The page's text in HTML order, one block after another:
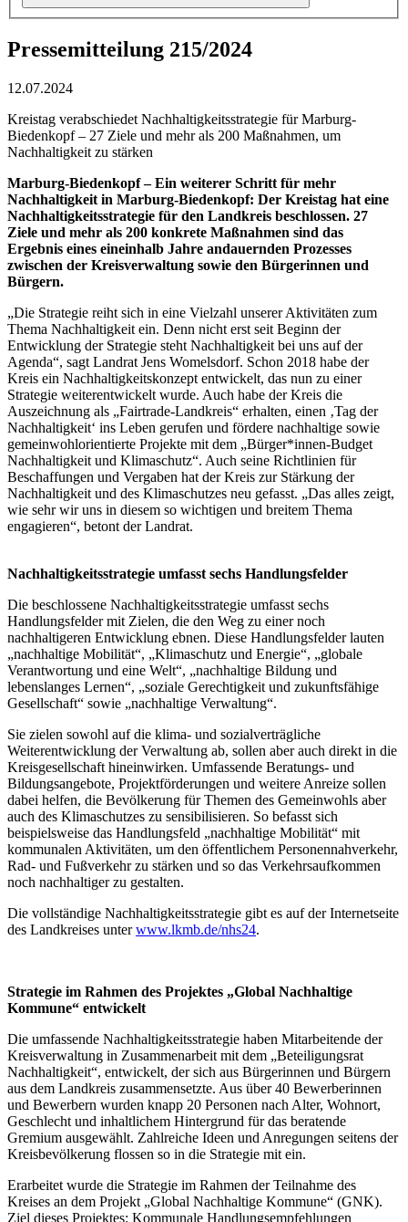
Pressemitteilung 215/2024
12.07.2024
Kreistag verabschiedet Nachhaltigkeitsstrategie für Marburg-
Biedenkopf – 27 Ziele und mehr als 200 Maßnahmen, um
Nachhaltigkeit zu stärken
Marburg-Biedenkopf – Ein weiterer Schritt für mehr
Nachhaltigkeit in Marburg-Biedenkopf: Der Kreistag hat eine
Nachhaltigkeitsstrategie für den Landkreis beschlossen. 27
Ziele und mehr als 200 konkrete Maßnahmen sind das
Ergebnis eines eineinhalb Jahre andauernden Prozesses
zwischen der Kreisverwaltung sowie den Bürgerinnen und
Bürgern.
„Die Strategie reiht sich in eine Vielzahl unserer Aktivitäten zum
Thema Nachhaltigkeit ein. Denn nicht erst seit Beginn der
Entwicklung der Strategie steht Nachhaltigkeit bei uns auf der
Agenda“, sagt Landrat Jens Womelsdorf. Schon 2018 habe der
Kreis ein Nachhaltigkeitskonzept entwickelt, das nun zu einer
Strategie weiterentwickelt wurde. Auch habe der Kreis die
Auszeichnung als „Fairtrade-Landkreis“ erhalten, einen ‚Tag der
Nachhaltigkeit‘ ins Leben gerufen und fördere nachhaltige sowie
gemeinwohlorientierte Projekte mit dem „Bürger*innen-Budget
Nachhaltigkeit und Klimaschutz“. Auch seine Richtlinien für
Beschaffungen und Vergaben hat der Kreis zur Stärkung der
Nachhaltigkeit und des Klimaschutzes neu gefasst. „Das alles zeigt,
wie sehr wir uns in diesem so wichtigen und breitem Thema
engagieren“, betont der Landrat.
Nachhaltigkeitsstrategie umfasst sechs Handlungsfelder
Die beschlossene Nachhaltigkeitsstrategie umfasst sechs
Handlungsfelder mit Zielen, die den Weg zu einer noch
nachhaltigeren Entwicklung ebnen. Diese Handlungsfelder lauten
„nachhaltige Mobilität“, „Klimaschutz und Energie“, „globale
Verantwortung und eine Welt“, „nachhaltige Bildung und
lebenslanges Lernen“, „soziale Gerechtigkeit und zukunftsfähige
Gesellschaft“ sowie „nachhaltige Verwaltung“.
Sie zielen sowohl auf die klima- und sozialverträgliche
Weiterentwicklung der Verwaltung ab, sollen aber auch direkt in die
Kreisgesellschaft hineinwirken. Umfassende Beratungs- und
Bildungsangebote, Projektförderungen und weitere Anreize sollen
dabei helfen, die Bevölkerung für Themen des Gemeinwohls aber
auch des Klimaschutzes zu sensibilisieren. So befasst sich
beispielsweise das Handlungsfeld „nachhaltige Mobilität“ mit
kommunalen Aktivitäten, um den öffentlichem Personennahverkehr,
Rad- und Fußverkehr zu stärken und so das Verkehrsaufkommen
noch nachhaltiger zu gestalten.
Die vollständige Nachhaltigkeitsstrategie gibt es auf der Internetseite
des Landkreises unterwww.lkmb.de/nhs24.
Strategie im Rahmen des Projektes „Global Nachhaltige
Kommune“ entwickelt
Die umfassende Nachhaltigkeitsstrategie haben Mitarbeitende der
Kreisverwaltung in Zusammenarbeit mit dem „Beteiligungsrat
Nachhaltigkeit“, entwickelt, der sich aus Bürgerinnen und Bürgern
aus dem Landkreis zusammensetzte. Aus über 40 Bewerberinnen
und Bewerbern wurden knapp 20 Personen nach Alter, Wohnort,
Geschlecht und inhaltlichem Hintergrund für das beratende
Gremium ausgewählt. Zahlreiche Ideen und Anregungen seitens der
Kreisbevölkerung flossen so in die Strategie mit ein.
Erarbeitet wurde die Strategie im Rahmen der Teilnahme des
Kreises an dem Projekt „Global Nachhaltige Kommune“ (GNK).
Ziel dieses Projektes: Kommunale Handlungsempfehlungen